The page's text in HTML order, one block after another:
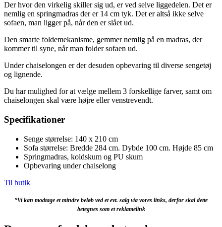
Der hvor den virkelig skiller sig ud, er ved selve liggedelen. Det er
nemlig en springmadras der er 14 cm tyk. Det er altså ikke selve
sofaen, man ligger på, når den er slået ud.
Den smarte foldemekanisme, gemmer nemlig på en madras, der
kommer til syne, når man folder sofaen ud.
Under chaiselongen er der desuden opbevaring til diverse sengetøj
og lignende.
Du har mulighed for at vælge mellem 3 forskellige farver, samt om
chaiselongen skal være højre eller venstrevendt.
Specifikationer
Senge størrelse: 140 x 210 cm
Sofa størrelse: Bredde 284 cm. Dybde 100 cm. Højde 85 cm
Springmadras, koldskum og PU skum
Opbevaring under chaiselong
Til butik
*Vi kan modtage et mindre beløb ved et evt. salg via vores links, derfor skal dette
betegnes som et reklamelink